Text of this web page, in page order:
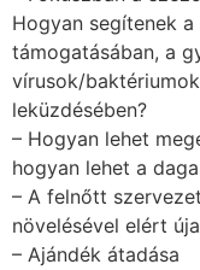
Hogyan segítenek
támogatásában, a
vírusok/
leküzdésében?
– Hogyan lehet
hogyan lehet a
– A felnőtt
növelésével elért
– Ajándék átadása